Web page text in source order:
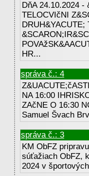
DňA 24.10.2024 -
TELOCVIčNI
DRUH&YACUTE;
HR...
správa č.: 4
NA 16:00
ZAčNE O 16:30
Samuel Švach
správa č.: 3
KM ObFZ
súťažiach ObFZ,
2024 v